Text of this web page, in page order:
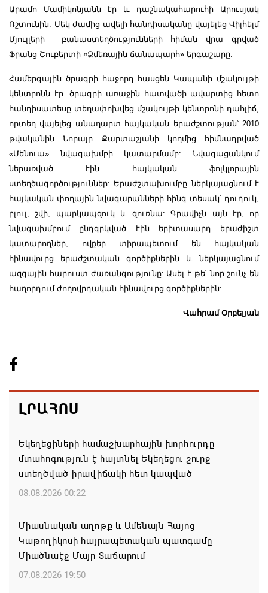
Արամո Մամիկոնյանն էր և դաշնակահարուհի Արուսյակ
Ռշտունին: Մեկ ժամից ավելի հանդիսականը վայելեց Վիլհելմ
Մյուլլերի բանաստեղծությունների հիման վրա գրված
Ֆրանց Շուբերտի «Ձմեռային ճանապարհ» երգաշարը:
Համերգային ծրագրի հաջորդ հասցեն Կապանի մշակույթի
կենտրոնն էր. ծրագրի առաջին հատվածի ավարտից հետո
հանդիսատեսը տեղափոխվեց մշակույթի կենտրոնի դահլիճ,
որտեղ վայելեց անաղարտ հայկական երաժշտության՝ 2010
թվականին Նորայր Քարտաշյանի կողմից հիմնադրված
«Մենուա» նվագախմբի կատարմամբ: Նվագացանկում
ներառված էին հայկական ֆոլկլորային
ստեղծագործություններ: Երաժշտախումբը ներկայացնում է
հայկական փողային նվագարանների հինգ տեսակ՝ դուդուկ,
բլուլ, շվի, պարկապզուկ և զուռնա: Գրավիչն այն էր, որ
նվագախմբում ընդգրկված էին երիտասարդ երաժիշտ
կատարողներ, ովքեր տիրապետում են հայկական
հինավուրց երաժշտական գործիքներին և ներկայացնում
ազգային հարուստ ժառանգությունը: Ասել է թե՝ նոր շունչ են
հաղորդում ժողովրդական հինավուրց գործիքներին:
Վահրամ Օրբելյան
ԼՐԱՀՈՍ
Եկեղեցիների համաշխարհային խորհուրդը
մտահոգություն է հայտնել Եկեղեցու շուրջ
ստեղծված իրավիճակի հետ կապված
08.08.2026 00:22
Միասնական աղոթք և Ամենայն Հայոց
Կաթողիկոսի հայրապետական պատգամը
Միածնաէջ Մայր Տաճարում
07.08.2026 19:50